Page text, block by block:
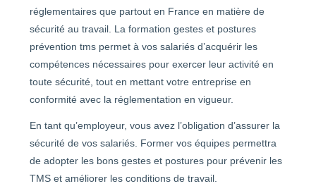
réglementaires que partout en France en matière de
sécurité au travail. La formation gestes et postures
prévention tms permet à vos salariés d’acquérir les
compétences nécessaires pour exercer leur activité en
toute sécurité, tout en mettant votre entreprise en
conformité avec la réglementation en vigueur.
En tant qu’employeur, vous avez l’obligation d’assurer la
sécurité de vos salariés. Former vos équipes permettra
de adopter les bons gestes et postures pour prévenir les
TMS et améliorer les conditions de travail.